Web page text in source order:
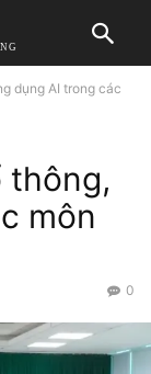
dụng AI trong các
thông,
môn
0